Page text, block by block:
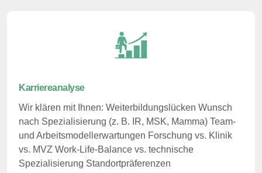
Karriereanalyse
Wir klären mit Ihnen: Weiterbildungslücken Wunsch
nach Spezialisierung (z. B. IR, MSK, Mamma) Team-
und Arbeitsmodellerwartungen Forschung vs. Klinik
vs. MVZ Work-Life-Balance vs. technische
Spezialisierung Standortpräferenzen